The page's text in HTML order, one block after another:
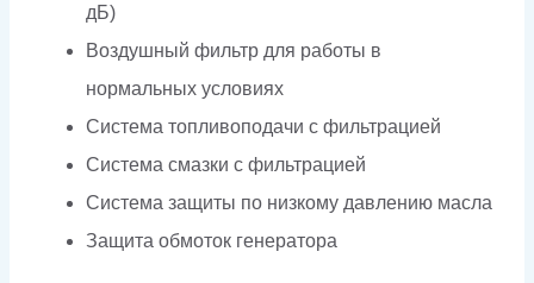
дБ)
Воздушный фильтр для работы в
нормальных условиях
Система топливоподачи с фильтрацией
Система смазки с фильтрацией
Система защиты по низкому давлению масла
Защита обмоток генератора